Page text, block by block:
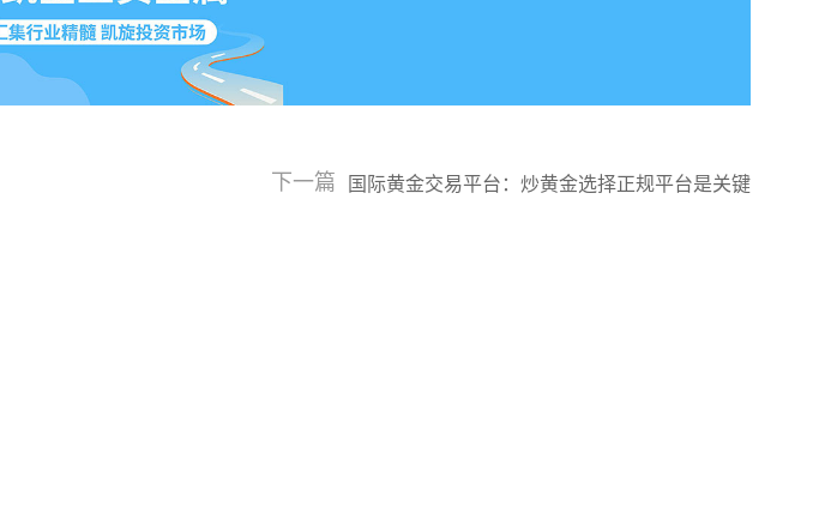
下一篇 国际黄金交易平台：炒黄金选择正规平台是关键